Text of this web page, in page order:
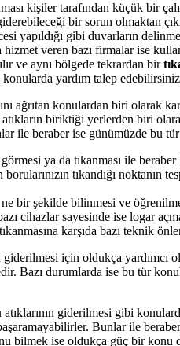
kişiler tarafından küçük bir
bir sorun olmaktan
yapıldığı gibi duvarların
veren bazı firmalar ise
ve aynı bölgede tekrardan bir
yardım talep
ağrıtan konulardan biri olarak
biriktiği yerlerden biri
beraber ise günümüzde bu tür
ya da tıkanması ile
tıkandığı
ne bir şekilde bilinmesi ve
cihazlar sayesinde ise logar
karşıda bazı teknik
için oldukça
Bazı durumlarda ise bu tür
giderilmesi gibi
Bunlar ile
bilmek ise oldukça güç bir konu